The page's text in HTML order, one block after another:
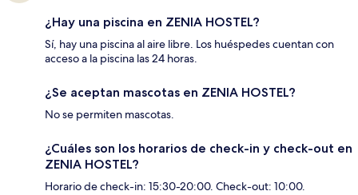
¿Hay una piscina en ZENIA HOSTEL?
Sí, hay una piscina al aire libre. Los huéspedes cuentan con
acceso a la piscina las 24 horas.
¿Se aceptan mascotas en ZENIA HOSTEL?
No se permiten mascotas.
¿Cuáles son los horarios de check-in y check-out en
ZENIA HOSTEL?
Horario de check-in: 15:30-20:00. Check-out: 10:00.